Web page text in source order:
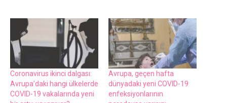
Coronavirus ikinci dalgası:
Avrupa’daki hangi ülkelerde
COVID-19 vakalarında yeni
Avrupa, geçen hafta
dünyadaki yeni COVID-19
enfeksiyonlarının